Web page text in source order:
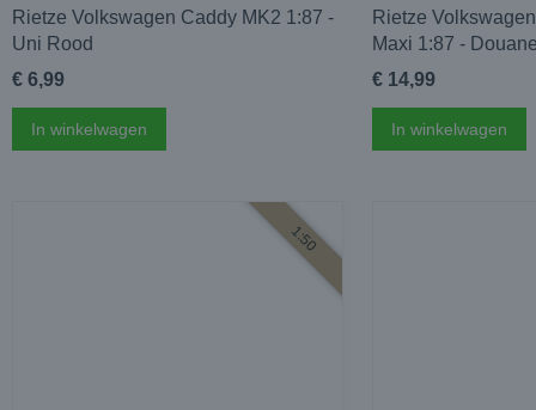
Rietze Volkswagen Caddy MK2 1:87 -
Uni Rood
€ 6,99
In winkelwagen
Rietze
Maxi 1:87 -
€ 14,99
In winkelwagen
1:50